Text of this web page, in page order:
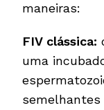
maneiras:
FIV clássica:
uma